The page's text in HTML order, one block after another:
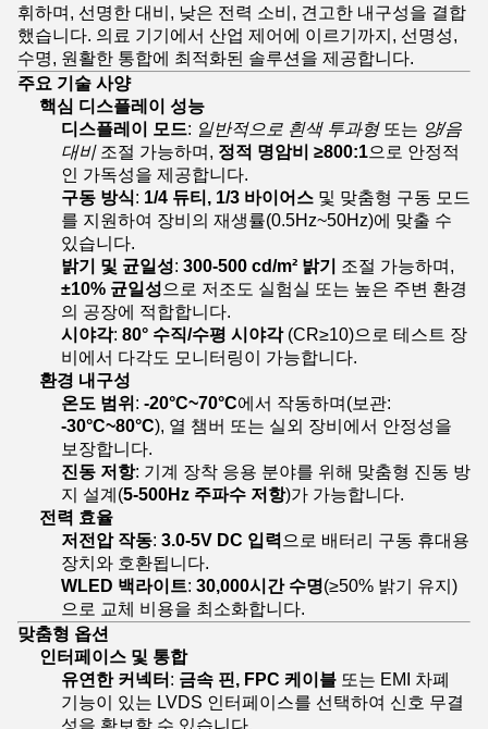
휘하며, 선명한 대비, 낮은 전력 소비, 견고한 내구성을 결합
했습니다. 의료 기기에서 산업 제어에 이르기까지, 선명성,
수명, 원활한 통합에 최적화된 솔루션을 제공합니다.
주요 기술 사양
핵심 디스플레이 성능
디스플레이 모드: 일반적으로 흰색 투과형또는 양/음
대비조절 가능하며, 정적 명암비 ≥800:1으로 안정적
인 가독성을 제공합니다.
구동 방식: 1/4 듀티, 1/3 바이어스 및 맞춤형 구동 모드
를 지원하여 장비의 재생률(0.5Hz~50Hz)에 맞출 수
있습니다.
밝기 및 균일성: 300-500 cd/m² 밝기 조절 가능하며,
±10% 균일성으로 저조도 실험실 또는 높은 주변 환경
의 공장에 적합합니다.
시야각: 80° 수직/수평 시야각(CR≥10)으로 테스트 장
비에서 다각도 모니터링이 가능합니다.
환경 내구성
온도 범위: -20°C~70°C에서 작동하며(보관:
-30°C~80°C), 열 챔버 또는 실외 장비에서 안정성을
보장합니다.
진동 저항: 기계 장착 응용 분야를 위해 맞춤형 진동 방
지 설계(5-500Hz 주파수 저항)가 가능합니다.
전력 효율
저전압 작동: 3.0-5V DC 입력 으로 배터리 구동 휴대용
장치와 호환됩니다.
WLED 백라이트: 30,000시간 수명(≥50% 밝기 유지)
으로 교체 비용을 최소화합니다.
맞춤형 옵션
인터페이스 및 통합
유연한 커넥터: 금속 핀, FPC 케이블 또는 EMI 차폐
기능이 있는 LVDS 인터페이스를 선택하여 신호 무결
성을 확보할 수 있습니다.